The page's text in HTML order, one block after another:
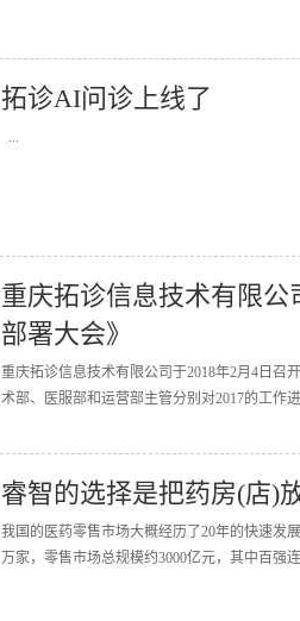
拓诊AI问诊上线了
...
重庆拓诊信息技术有限公
部署大会》
重庆拓诊信息技术有限公司于2018年2月4日召
术部、医服部和运营部主管分别对2017的工作
睿智的选择是把药房(店)
我国的医药零售市场大概经历了20年的快速发
万家，零售市场总规模约3000亿元，其中百强